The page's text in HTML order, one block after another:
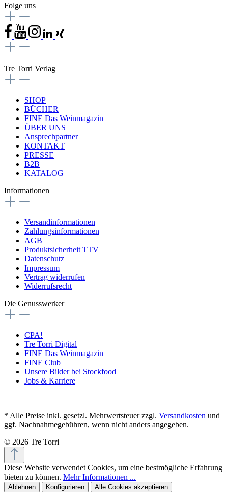
Folge uns
Tre Torri Verlag
SHOP
BÜCHER
FINE Das Weinmagazin
ÜBER UNS
Ansprechpartner
KONTAKT
PRESSE
B2B
KATALOG
Informationen
Versandinformationen
Zahlungsinformationen
AGB
Produktsicherheit TTV
Datenschutz
Impressum
Vertrag widerrufen
Widerrufsrecht
Die Genusswerker
CPA!
Tre Torri Digital
FINE Das Weinmagazin
FINE Club
Unsere Bilder bei Stockfood
Jobs & Karriere
* Alle Preise inkl. gesetzl. Mehrwertsteuer zzgl. Versandkosten und
ggf. Nachnahmegebühren, wenn nicht anders angegeben.
© 2026 Tre Torri
Diese Website verwendet Cookies, um eine bestmögliche Erfahrung
bieten zu können. Mehr Informationen ...
Ablehnen Konfigurieren Alle Cookies akzeptieren